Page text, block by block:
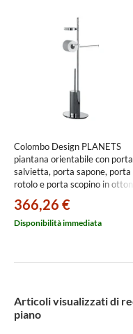
Colombo Design PLANETS
piantana orientabile con porta
salvietta, porta sapone, porta
rotolo e porta scopino in
366,26 €
Disponibilità immediata
Articoli visualizzati di
piano